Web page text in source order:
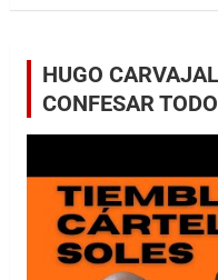
HUGO
CONFESAR TODO